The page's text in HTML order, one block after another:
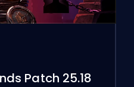
Patch 25.18